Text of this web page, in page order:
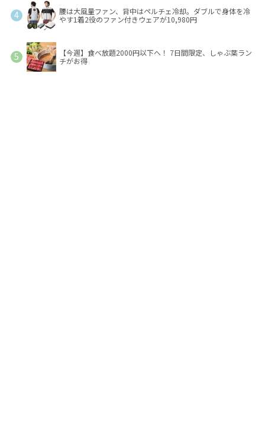
腰は大風量ファン、背中はペルチェ冷却。ダブルで身体を冷
やす1着2役のファン付きウェアが10,980円
【今週】食べ放題2000円以下へ！ 7日間限定、しゃぶ葉ラン
チがお得